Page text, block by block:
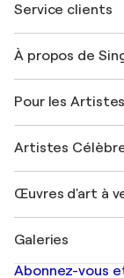
Service clients
Expédition
Offrir une carte
Rejoignez notre
Mon compte
+33 1 76 44 06
À propos de
FAQ
Magazine
Emplois
Découvrez une
Pour les Artistes
Se connecter
Artistes
Marc Chagall
Banksy
Mr. Brainwash
Œuvres d'art à
Tableaux
Galeries
Galeries d'art en
Abonnez-vous